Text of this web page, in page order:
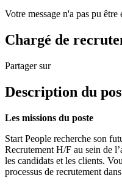
Votre message n'a pas pu
Chargé de
Partager sur
Description du
Les missions du poste
Start People recherche son
Recrutement H/F au sein de
les candidats et les clients.
processus de recrutement